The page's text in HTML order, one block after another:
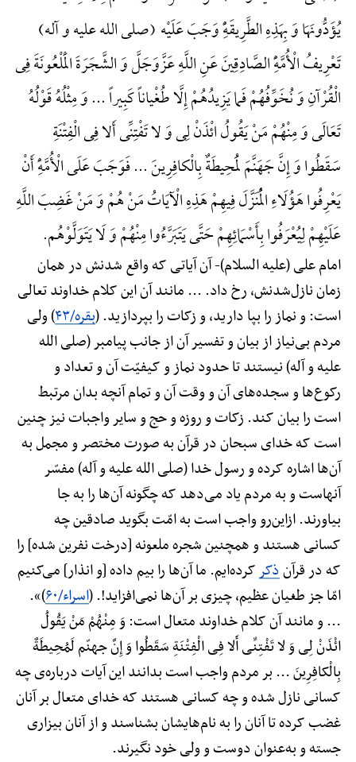
یُؤَدُّونَهَا وَ بِهَذِهِ الطَّرِیقَهًِْ وَجَبَ عَلَیْه (صلی الله علیه و آله)
تَعْرِیفُ الْأُمَّهًِْ الصَّادِقِینَ عَنِ اللَّهِ عَزَّوَجَلَّ وَ الشَّجَرَةَ الْمَلْعُونَةَ فِی
الْقُرْآنِ وَ نُخَوِّفُهُمْ فَما یَزِیدُهُمْ إِلَّا طُغْیاناً کَبِیراً ... وَ مِثْلُهُ قَوْلُهُ
تَعَالَی وَ مِنْهُمْ مَنْ یَقُولُ ائْذَنْ لِی وَ لا تَفْتِنِّی أَلا فِی الْفِتْنَةِ
سَقَطُوا وَ إِنَّ جَهَنَّمَ لَمُحِیطَةٌ بِالْکافِرِینَ ... فَوَجَبَ عَلَی الْأُمَّهًِْ أَنْ
یَعْرِفُوا هَؤُلَاءِ الْمُنَزَّلَ فِیهِمْ هَذِهِ الْآیَاتُ مَنْ هُمْ وَ مَنْ غَضِبَ اللَّهِ
عَلَیْهِمْ لِیُعْرَفُوا بِأَسْمَائِهِمْ حَتَّی یَتَبَرَّءُوا مِنْهُمْ وَ لَا یَتَوَلَّوْهُم.
امام علی (علیه السلام)-آن آیاتی که واقع شدنش در همان
زمان نازل‌شدنش، رخ داد. ... مانند آن این کلام خداوند تعالی
است: و نماز را بپا دارید، و زکات را بپردازید. (بقره/۴۳
) ولی
مردم بی‌نیاز از بیان و تفسیر آن از جانب پیامبر (صلی الله
علیه و آله) نیستند تا حدود نماز و کیفیّت آن و تعداد و
رکوع‌ها و سجده‌های آن و وقت آن و تمام آنچه بدان مرتبط
است را بیان کند. زکات و روزه و حج و سایر واجبات نیز چنین
است که خدای سبحان در قرآن به صورت مختصر و مجمل به
آن‌ها اشاره کرده و رسول خدا (صلی الله علیه و آله) مفسّر
آنهاست و به مردم یاد می‌دهد که چگونه آن‌ها را به جا
بیاورند. ازاین‌رو واجب است به امّت بگوید صادقین چه
کسانی هستند و همچنین شجره ملعونه [درخت نفرین شده] را
که در قرآنذکرکرده‌ایم. ما آن‌ها را بیم داده [و انذار] می‌کنیم
امّا جز طغیان عظیم، چیزی بر آن‌ها نمی‌افزاید!. (اسراء/۶۰ )».
... و مانند آن کلام خداوند متعال است: وَ مِنْهُمْ مَنْ یَقُولُ
ائْذَنْ لِی وَ لا تَفْتِنِّی أَلا فِی الْفِتْنَةِ سَقَطُوا وَ إِنَّ جهنّم لَمُحِیطَةٌ
بِالْکافِرِینَ ... بر مردم واجب است بدانند این آیات درباره‌ی چه
کسانی نازل شده و چه کسانی هستند که خدای متعال بر آنان
غضب کرده تا آنان را به نام‌هایشان بشناسند و از آنان بیزاری
جسته و به‌عنوان دوست و ولی خود نگیرند.